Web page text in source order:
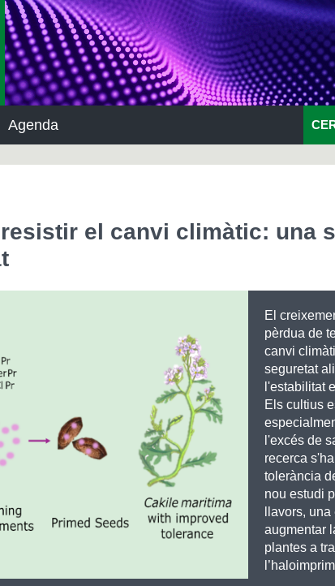
Agenda
el canvi climàtic: una
El
pèrdua de
canvi
seguretat
l'estabilitat
Els cultius
l'excés de
recerca
tolerància
nou estudi
llavors,
augmentar
plantes a